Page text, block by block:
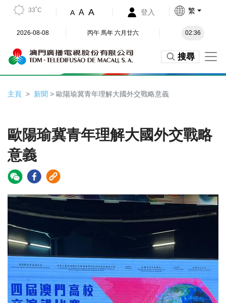
33˚C A A A 登入 繁
2026-08-08 丙午 馬年 六月廿六 02:36
搜尋
主頁 新聞 > 歐陽瑜冀青年理解大國外交戰略意義
歐陽瑜冀青年理解大國外交戰略
意義